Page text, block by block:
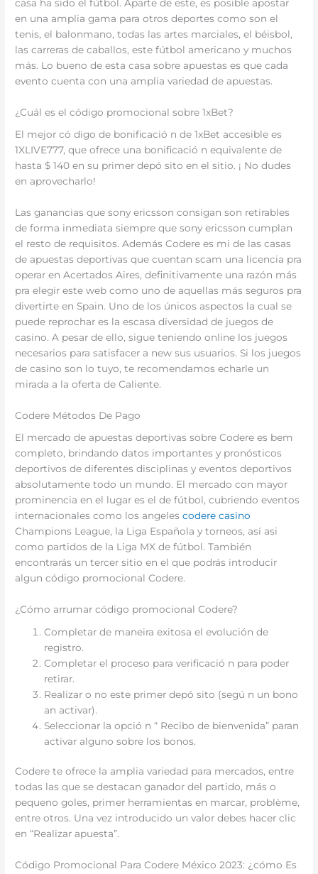
casa ha sido el fútbol. Aparte de este, es posible apostar
en una amplia gama para otros deportes como son el
tenis, el balonmano, todas las artes marciales, el béisbol,
las carreras de caballos, este fútbol americano y muchos
más. Lo bueno de esta casa sobre apuestas es que cada
evento cuenta con una amplia variedad de apuestas.
¿Cuál es el código promocional sobre 1xBet?
El mejor có digo de bonificació n de 1xBet accesible es
1XLIVE777, que ofrece una bonificació n equivalente de
hasta $ 140 en su primer depó sito en el sitio. ¡ No dudes
en aprovecharlo!
Las ganancias que sony ericsson consigan son retirables
de forma inmediata siempre que sony ericsson cumplan
el resto de requisitos. Además Codere es mi de las casas
de apuestas deportivas que cuentan scam una licencia pra
operar en Acertados Aires, definitivamente una razón más
pra elegir este web como uno de aquellas más seguros pra
divertirte en Spain. Uno de los únicos aspectos la cual se
puede reprochar es la escasa diversidad de juegos de
casino. A pesar de ello, sigue teniendo online los juegos
necesarios para satisfacer a new sus usuarios. Si los juegos
de casino son lo tuyo, te recomendamos echarle un
mirada a la oferta de Caliente.
Codere Métodos De Pago
El mercado de apuestas deportivas sobre Codere es bem
completo, brindando datos importantes y pronósticos
deportivos de diferentes disciplinas y eventos deportivos
absolutamente todo un mundo. El mercado con mayor
prominencia en el lugar es el de fútbol, cubriendo eventos
internacionales como los angelescodere casino
Champions League, la Liga Española y torneos, así asi
como partidos de la Liga MX de fútbol. También
encontrarás un tercer sitio en el que podrás introducir
algun código promocional Codere.
¿Cómo arrumar código promocional Codere?
Completar de maneira exitosa el evolución de
registro.
Completar el proceso para verificació n para poder
retirar.
Realizar o no este primer depó sito (segú n un bono
an activar).
Seleccionar la opció n “ Recibo de bienvenida” paran
activar alguno sobre los bonos.
Codere te ofrece la amplia variedad para mercados, entre
todas las que se destacan ganador del partido, más o
pequeno goles, primer herramientas en marcar, problème,
entre otros. Una vez introducido un valor debes hacer clic
en “Realizar apuesta”.
Código Promocional Para Codere México 2023: ¿cómo Es